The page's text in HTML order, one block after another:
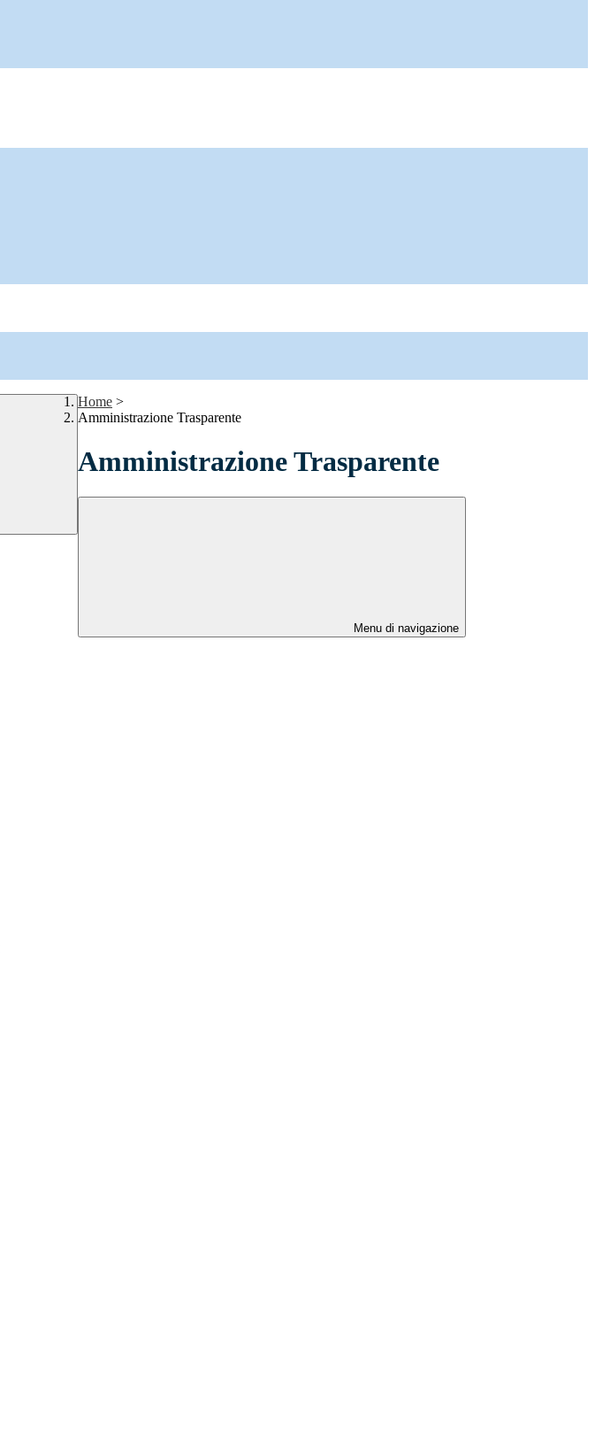
Home >
Amministrazione Trasparente
Amministrazione Trasparente
Menu di navigazione